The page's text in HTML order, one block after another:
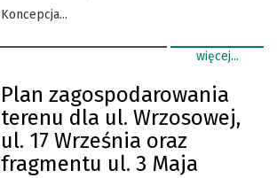
Koncepcja...
więcej...
Plan zagospodarowania
terenu dla ul. Wrzosowej,
ul. 17 Września oraz
fragmentu ul. 3 Maja